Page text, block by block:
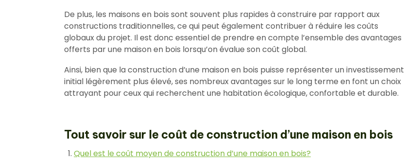
De plus, les maisons en bois sont souvent plus rapides à construire par rapport aux
constructions traditionnelles, ce qui peut également contribuer à réduire les coûts
globaux du projet. Il est donc essentiel de prendre en compte l’ensemble des avantages
offerts par une maison en bois lorsqu’on évalue son coût global.
Ainsi, bien que la construction d’une maison en bois puisse représenter un investissement
initial légèrement plus élevé, ses nombreux avantages sur le long terme en font un choix
attrayant pour ceux qui recherchent une habitation écologique, confortable et durable.
Tout savoir sur le coût de construction d’une maison en bois
Quel est le coût moyen de construction d’une maison en bois?